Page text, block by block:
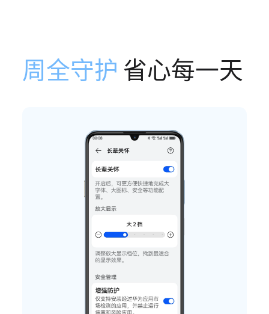
周全守护 省心每一天